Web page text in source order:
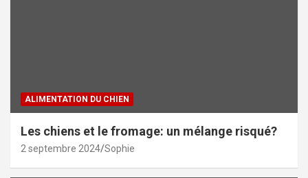
ALIMENTATION DU CHIEN
Les chiens et le fromage: un mélange risqué?
2 septembre 2024 Sophie